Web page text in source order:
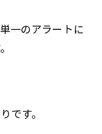
一のアラートに
です。